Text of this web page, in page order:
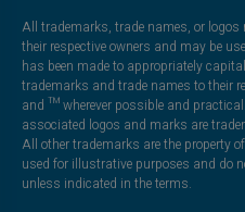
All trademarks, trade names, or logos
their respective owners and may be
has been made to appropriately
trademarks and trade names to their
and ™ wherever possible and
associated logos and marks are
All other trademarks are the property
used for illustrative purposes and do
unless indicated in the terms.